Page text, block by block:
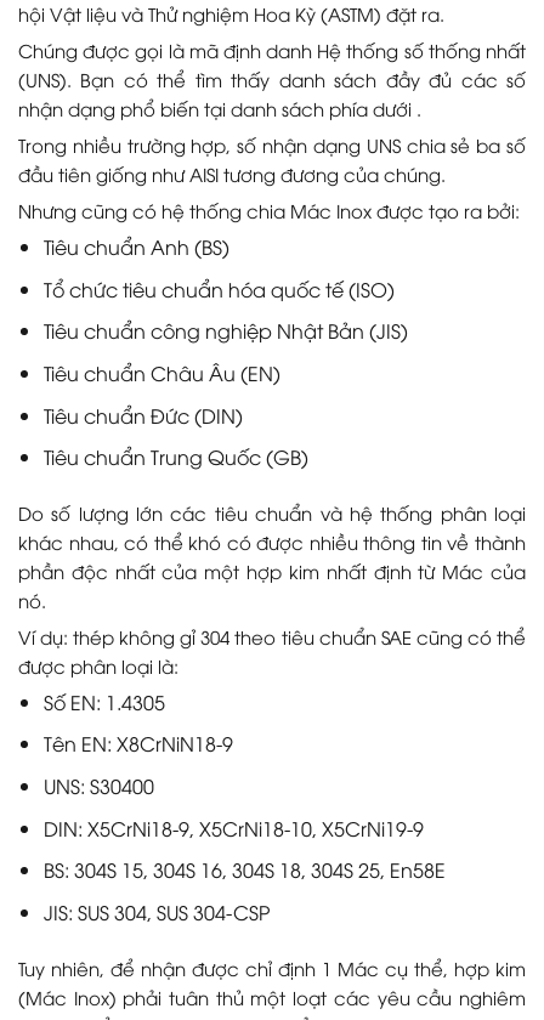
hội Vật liệu và Thử nghiệm Hoa Kỳ (ASTM) đặt ra.
Chúng được gọi là mã định danh Hệ thống số thống nhất
(UNS). Bạn có thể tìm thấy danh sách đầy đủ các số
nhận dạng phổ biến tại danh sách phía dưới .
Trong nhiều trường hợp, số nhận dạng UNS chia sẻ ba số
đầu tiên giống như AISI tương đương của chúng.
Nhưng cũng có hệ thống chia Mác Inox được tạo ra bởi:
Tiêu chuẩn Anh (BS)
Tổ chức tiêu chuẩn hóa quốc tế (ISO)
Tiêu chuẩn công nghiệp Nhật Bản (JIS)
Tiêu chuẩn Châu Âu (EN)
Tiêu chuẩn Đức (DIN)
Tiêu chuẩn Trung Quốc (GB)
Do số lượng lớn các tiêu chuẩn và hệ thống phân loại
khác nhau, có thể khó có được nhiều thông tin về thành
phần độc nhất của một hợp kim nhất định từ Mác của
nó.
Ví dụ: thép không gỉ 304 theo tiêu chuẩn SAE cũng có thể
được phân loại là:
Số EN: 1.4305
Tên EN: X8CrNiN18-9
UNS: S30400
DIN: X5CrNi18-9, X5CrNi18-10, X5CrNi19-9
BS: 304S 15, 304S 16, 304S 18, 304S 25, En58E
JIS: SUS 304, SUS 304-CSP
Tuy nhiên, để nhận được chỉ định 1 Mác cụ thể, hợp kim
(Mác Inox) phải tuân thủ một loạt các yêu cầu nghiêm